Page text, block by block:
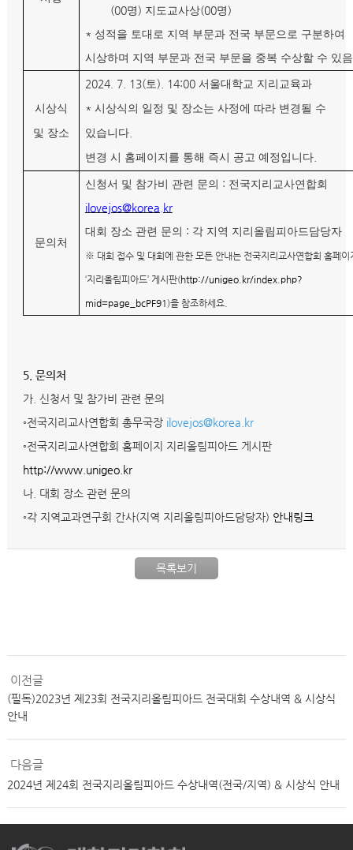
(00명) 지도교사상(00명)
* 성적을 토대로 지역 부문과 전국 부문으로 구분하여
시상하며 지역 부문과 전국 부문을 중복 수상할 수 있음
시상식
및 장소
2024. 7. 13(토). 14:00 서울대학교 지리교육과
* 시상식의 일정 및 장소는 사정에 따라 변경될 수
있습니다.
변경 시 홈페이지를 통해 즉시 공고 예정입니다.
문의처
신청서 및 참가비 관련 문의 : 전국지리교사연합회
ilovejos@korea.kr
대회 장소 관련 문의 : 각 지역 지리올림피아드담당자
※ 대회 접수 및 대회에 관한 모든 안내는 전국지리교사연합회 홈페이
‘지리올림피아드’ 게시판(http://unigeo.kr/index.php?
mid=page_bcPF91)을 참조하세요.
5. 문의처
가. 신청서 및 참가비 관련 문의
◦전국지리교사연합회 총무국장 ilovejos@korea.kr
◦전국지리교사연합회 홈페이지 지리올림피아드 게시판
http://www.unigeo.kr
나. 대회 장소 관련 문의
◦각 지역교과연구회 간사(지역 지리올림피아드담당자) 안내링크
목록보기
이전글
(필독)2023년 제23회 전국지리올림피아드 전국대회 수상내역 & 시상식
안내
다음글
2024년 제24회 전국지리올림피아드 수상내역(전국/지역) & 시상식 안내